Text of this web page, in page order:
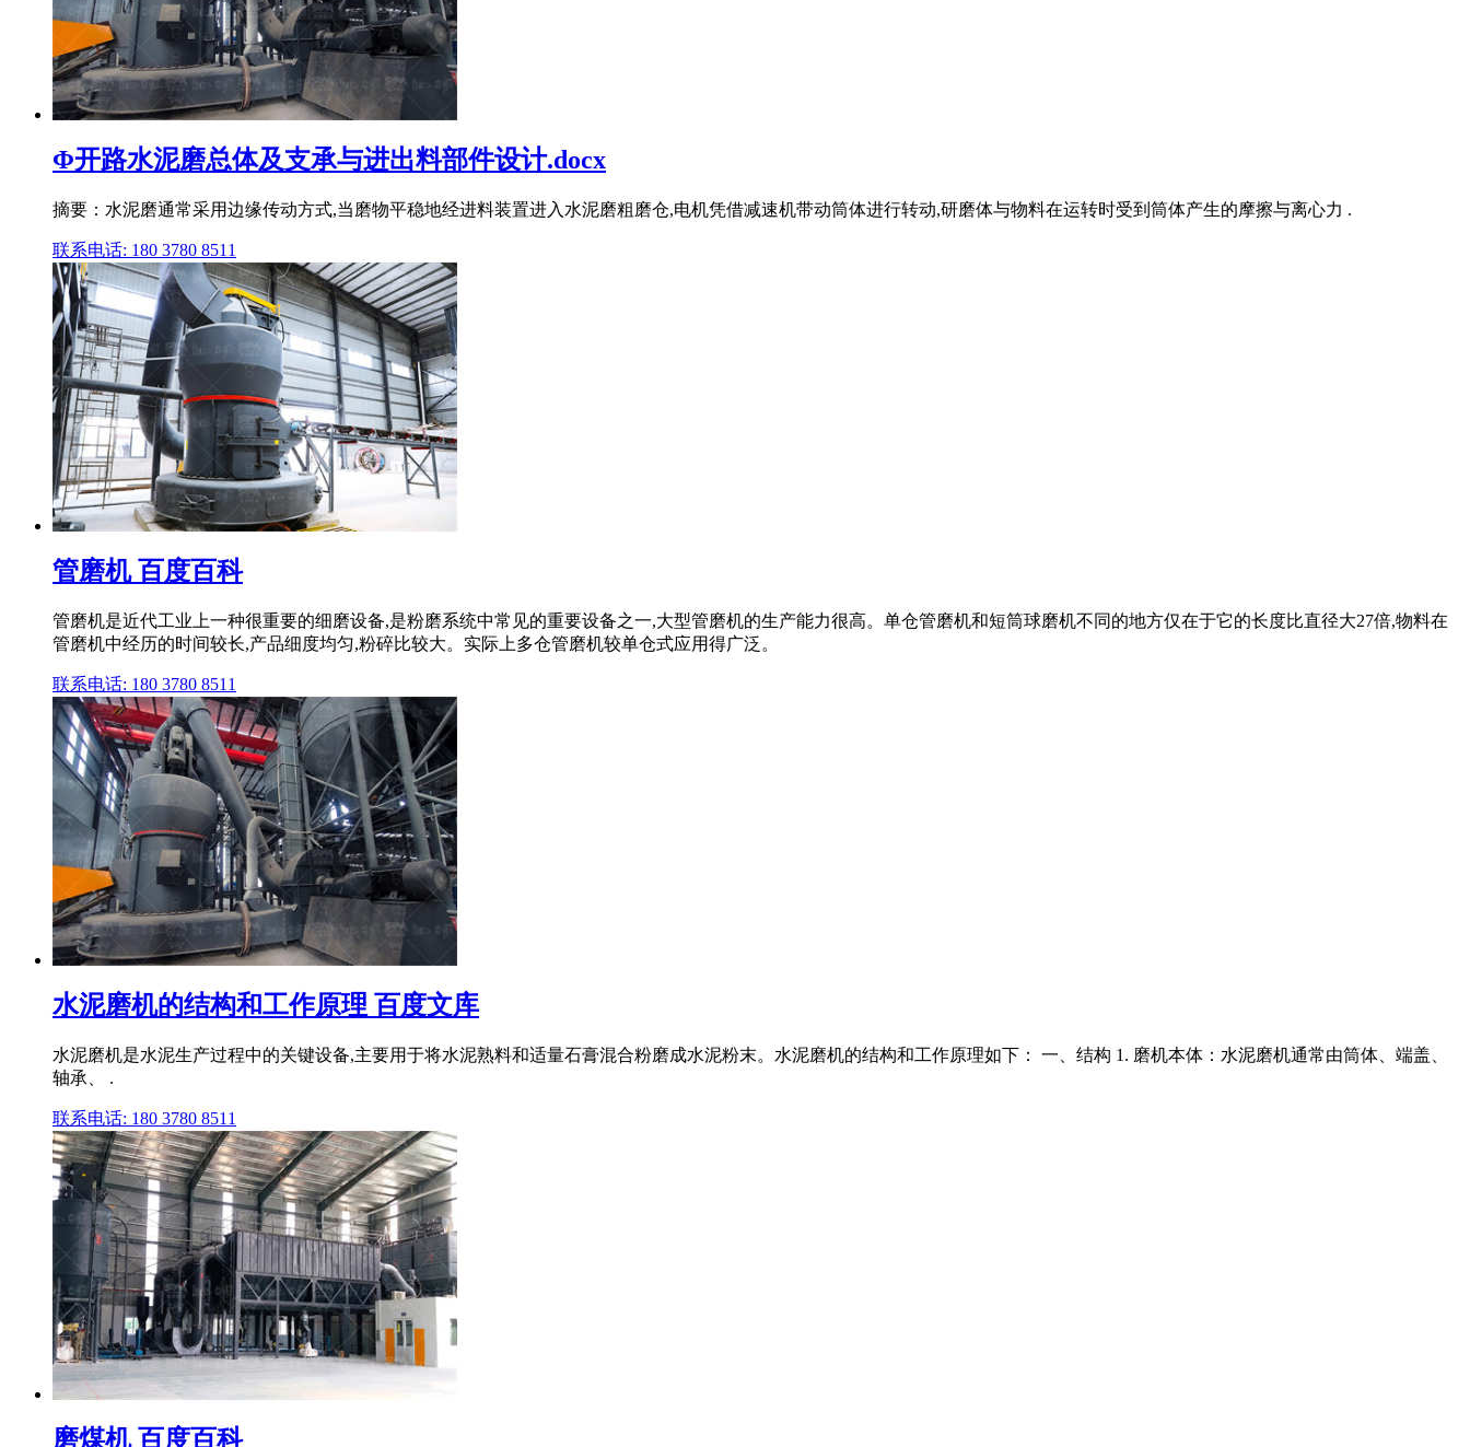
Φ开路水泥磨总体及支承与进出料部件设计.docx
摘要：水泥磨通常采用边缘传动方式,当磨物平稳地经进料装置进入水泥磨粗磨仓,电机凭借减速机带动筒体进行转动,研磨体与物料在运转时受到筒体产生的摩擦与离心力 .
联系电话: 180 3780 8511
管磨机 百度百科
管磨机是近代工业上一种很重要的细磨设备,是粉磨系统中常见的重要设备之一,大型管磨机的生产能力很高。单仓管磨机和短筒球磨机不同的地方仅在于它的长度比直径大27倍,物料在
管磨机中经历的时间较长,产品细度均匀,粉碎比较大。实际上多仓管磨机较单仓式应用得广泛。
联系电话: 180 3780 8511
水泥磨机的结构和工作原理 百度文库
水泥磨机是水泥生产过程中的关键设备,主要用于将水泥熟料和适量石膏混合粉磨成水泥粉末。水泥磨机的结构和工作原理如下： 一、结构 1. 磨机本体：水泥磨机通常由筒体、端盖、
轴承、 .
联系电话: 180 3780 8511
磨煤机 百度百科